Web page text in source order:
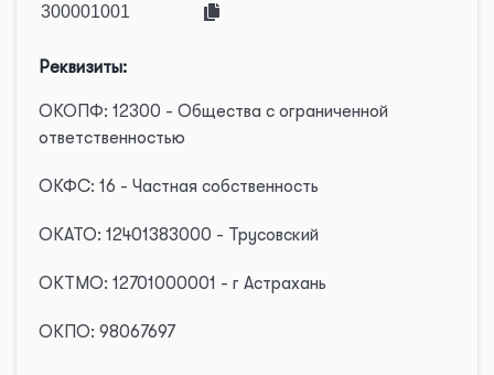
Реквизиты:
ОКОПФ: 12300 - Общества с ограниченной
ответственностью
ОКФС: 16 - Частная собственность
ОКАТО: 12401383000 - Трусовский
ОКТМО: 12701000001 - г Астрахань
ОКПО: 98067697